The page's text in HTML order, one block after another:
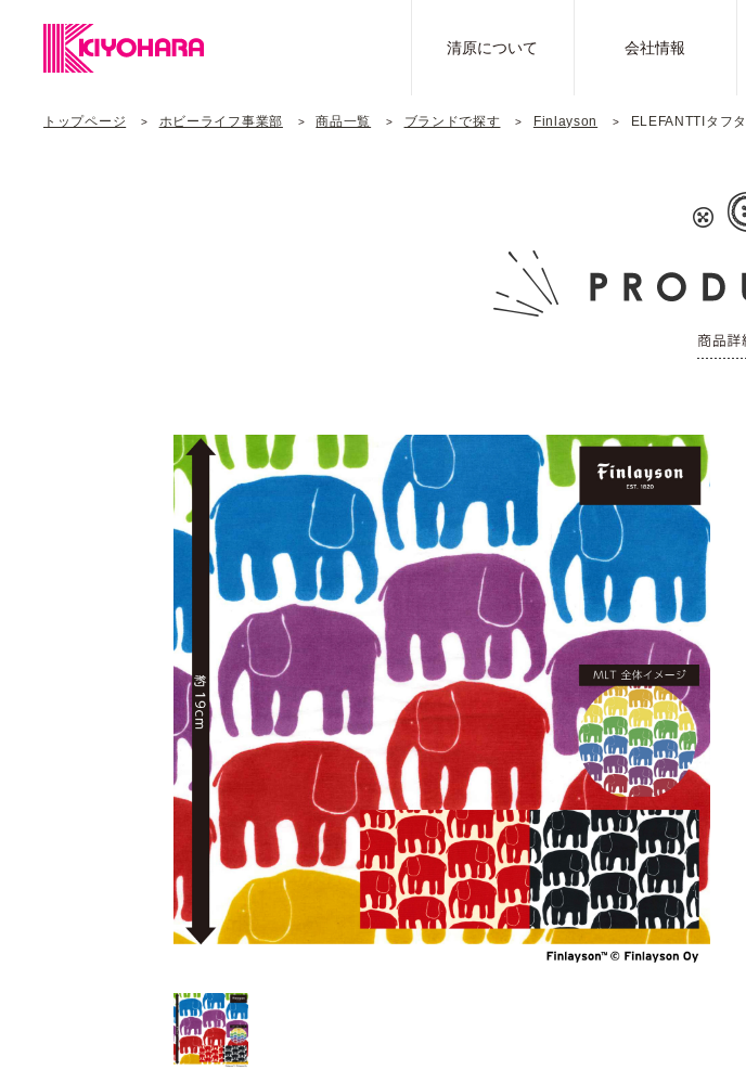
清原について 会社情報
トップページ ホビーライフ事業部 商品一覧 ブランドで探す Finlayson ELEFANTTIタフタ